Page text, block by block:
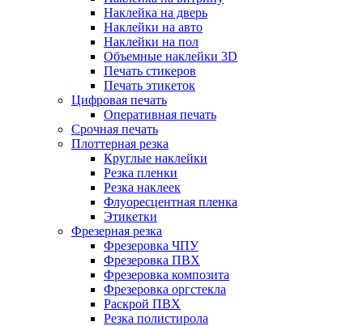
Наклейка на дверь
Наклейки на авто
Наклейки на пол
Объемные наклейки 3D
Печать стикеров
Печать этикеток
Цифровая печать
Оперативная печать
Срочная печать
Плоттерная резка
Круглые наклейки
Резка пленки
Резка наклеек
Флуоресцентная пленка
Этикетки
Фрезерная резка
Фрезеровка ЧПУ
Фрезеровка ПВХ
Фрезеровка композита
Фрезеровка оргстекла
Раскрой ПВХ
Резка полистирола